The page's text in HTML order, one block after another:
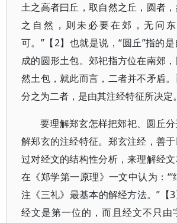
土之高者曰丘，取自然之丘，圆者
之自然，则未必要在郊，无问
可。”【2】也就是说，“圆丘”指的
成的圆形土包。郊祀指方位在南郊
然土包，就此而言，二者并不矛盾
分之为二者，是由其注经特征所决定。
要理解郑玄怎样把郊祀、圆丘
解郑玄的注经特征。郑玄注经，善
过对经文的结构性分析，来理解经
在《郑学第一原理》一文中认为：“‘
注《三礼》最基本的解经方法。”【3
经文是第一位的，而且经文不只由